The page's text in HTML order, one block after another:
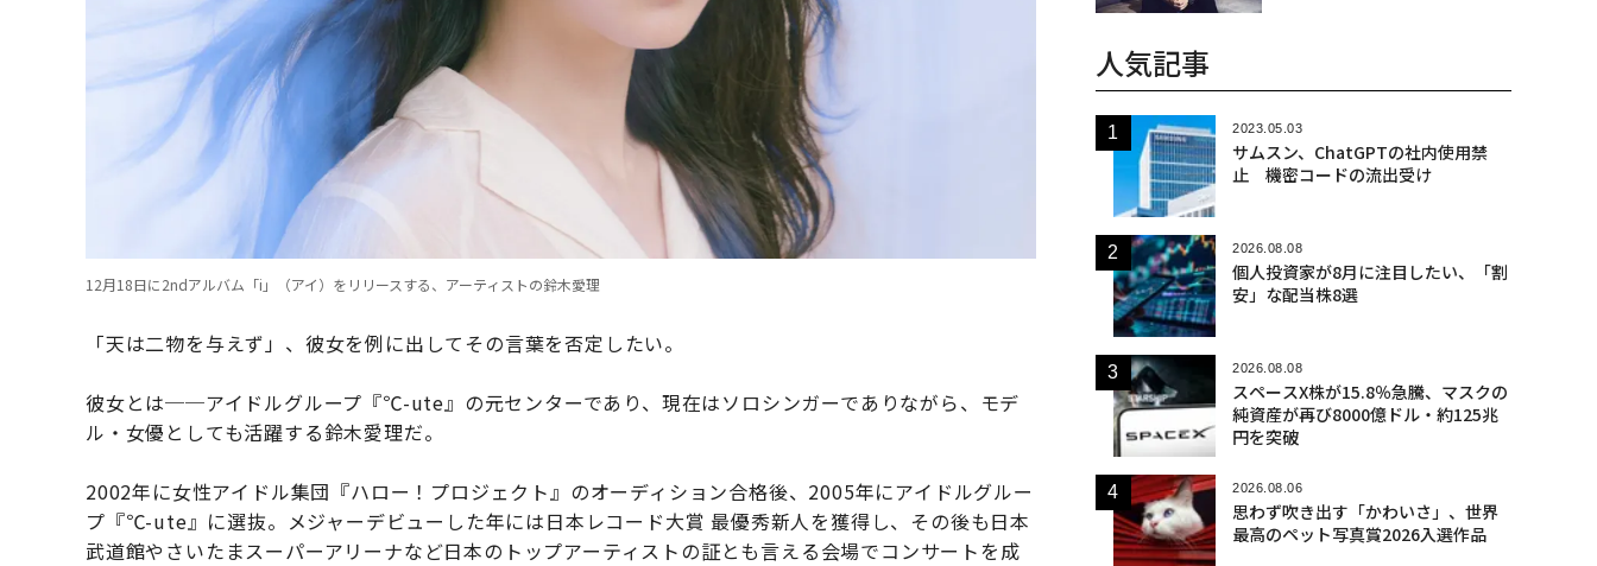
12月18日に2ndアルバム「i」（アイ）をリリースする、アーティストの鈴木愛理
「天は二物を与えず」、彼女を例に出してその言葉を否定したい。
彼女とは──アイドルグループ『℃-ute』の元センターであり、現在はソロシンガーでありながら、モデ
ル・女優としても活躍する鈴木愛理だ。
2002年に女性アイドル集団『ハロー！プロジェクト』のオーディション合格後、2005年にアイドルグルー
プ『℃-ute』に選抜。メジャーデビューした年には日本レコード大賞 最優秀新人を獲得し、その後も日本
武道館やさいたまスーパーアリーナなど日本のトップアーティストの証とも言える会場でコンサートを成
人気記事
2023.05.03
サムスン、ChatGPTの社内使用禁
止 機密コードの流出受け
2026.08.08
個人投資家が8月に注目したい、「割
安」な配当株8選
2026.08.08
スペースX株が15.8％急騰、マスクの
純資産が再び8000億ドル・約125兆
円を突破
2026.08.06
思わず吹き出す「かわいさ」、世界
最高のペット写真賞2026入選作品